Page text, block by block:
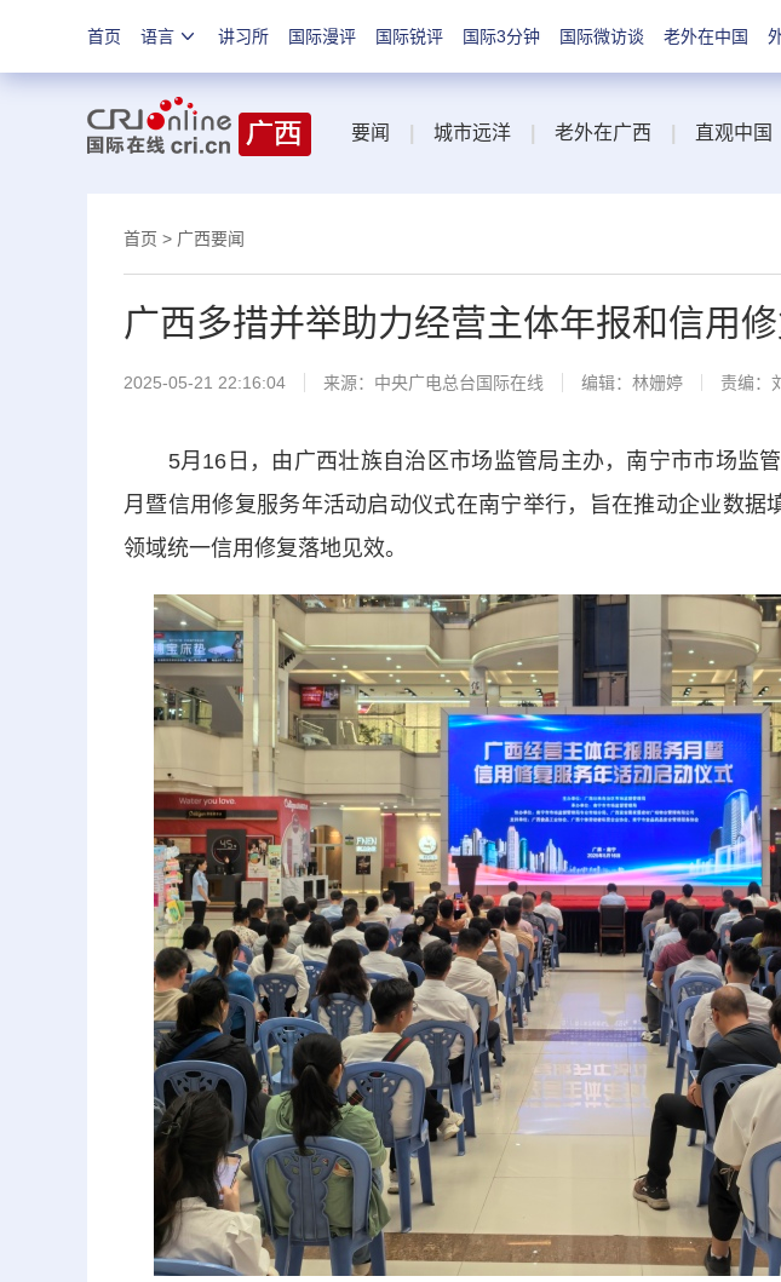
首页 语言 讲习所 国际漫评 国际锐评 国际3分钟 国际微访谈 老外在中国
要闻 城市远洋 老外在广西 直观中国
首页 > 广西要闻
广西多措并举助力经营主体年报和信用
2025-05-21 22:16:04 来源：中央广电总台国际在线 编辑：林姗婷 责编：
5月16日，由广西壮族自治区市场监管局主办，南宁市市场监
月暨信用修复服务年活动启动仪式在南宁举行，旨在推动企业数据
领域统一信用修复落地见效。